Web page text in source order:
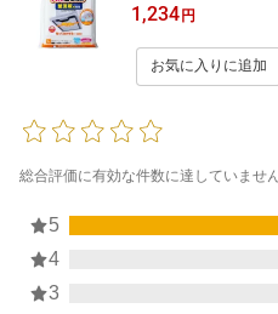
1,234円
お気に入りに追加
総合評価に有効な件数に達していませ
5
4
3